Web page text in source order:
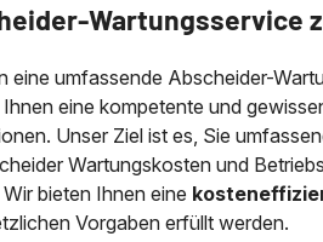
Wartungsservice
eine umfassende Abscheider-
eine kompetente und
Unser Ziel ist es, Sie
Wartungskosten und
bieten Ihnen eine
Vorgaben erfüllt werden.